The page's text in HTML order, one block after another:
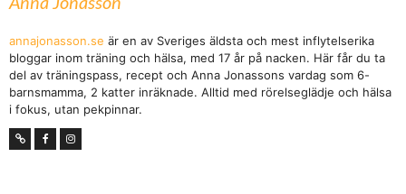
annajonasson.se är en av Sveriges äldsta och mest inflytelserika
bloggar inom träning och hälsa, med 17 år på nacken. Här får du ta
del av träningspass, recept och Anna Jonassons vardag som 6-
barnsmamma, 2 katter inräknade. Alltid med rörelseglädje och hälsa
i fokus, utan pekpinnar.